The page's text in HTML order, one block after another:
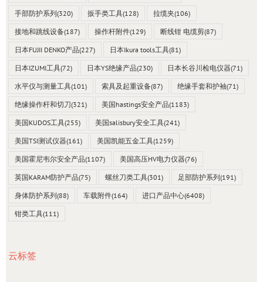
手部防护系列(320) 扳手类工具(128) 拉缆夹(106)
接地和跳线设备(187) 操作杆附件(129) 断线钳 电缆剪(87)
日本FUJII DENKO产品(227) 日本Ikura tools工具(81)
日本IZUMI工具(72) 日本YS绝缘产品(230) 日本长谷川检电仪器(71)
水平仪与测量工具(101) 索具及起重设备(87) 绝缘手套和护袖(71)
绝缘操作杆和切刀(321) 美国hastings安全产品(1183)
美国KUDOS工具(255) 美国salisbury安全工具(241)
美国TSI测试仪器(161) 美国凯能五金工具(1259)
美国霍尼韦尔安全产品(1107) 美国高压HV电力仪器(76)
英国KARAM防护产品(75) 螺丝刀类工具(301) 足部防护系列(191)
身体防护系列(88) 车载附件(164) 进口产品中心(6408)
钳类工具(111)
云标签